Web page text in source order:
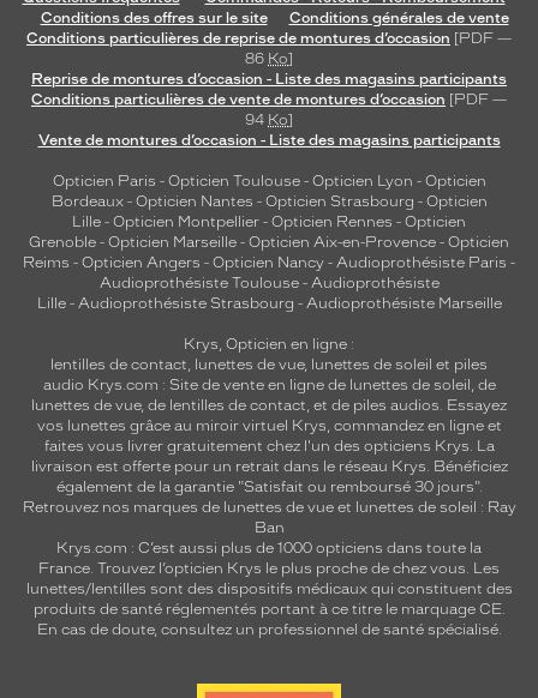
Conditions des offres sur le site
Conditions générales de vente
Conditions particulières de reprise de montures d’occasion [PDF —
86 Ko]
Reprise de montures d’occasion - Liste des magasins participants
Conditions particulières de vente de montures d’occasion [PDF —
94 Ko]
Vente de montures d’occasion - Liste des magasins participants
Opticien Paris - Opticien Toulouse- Opticien Lyon - Opticien
Bordeaux- Opticien Nantes - Opticien Strasbourg - Opticien
Lille - Opticien Montpellier - Opticien Rennes - Opticien
Grenoble - Opticien Marseille - Opticien Aix-en-Provence - Opticien
Reims - Opticien Angers - Opticien Nancy - Audioprothésiste Paris -
Audioprothésiste Toulouse- Audioprothésiste
Lille- Audioprothésiste Strasbourg - Audioprothésiste Marseille
Krys, Opticien en ligne :
lentilles de contact, lunettes de vue, lunettes de soleil et piles
audio Krys.com : Site de vente en ligne de lunettes de soleil, de
lunettes de vue, de lentilles de contact, et de piles audios. Essayez
vos lunettes grâce au miroir virtuel Krys, commandez en ligne et
faites vous livrer gratuitement chez l'un des opticiens Krys. La
livraison est offerte pour un retrait dans le réseau Krys. Bénéficiez
également de la garantie "Satisfait ou remboursé 30 jours".
Retrouvez nos marques de lunettes de vue et lunettes de soleil : Ray
Ban
Krys.com : C’est aussi plus de 1000 opticiens dans toute la
France. Trouvez l’opticien Krys le plus proche de chez vous. Les
lunettes/lentilles sont des dispositifs médicaux qui constituent des
produits de santé réglementés portant à ce titre le marquage CE.
En cas de doute, consultez un professionnel de santé spécialisé.